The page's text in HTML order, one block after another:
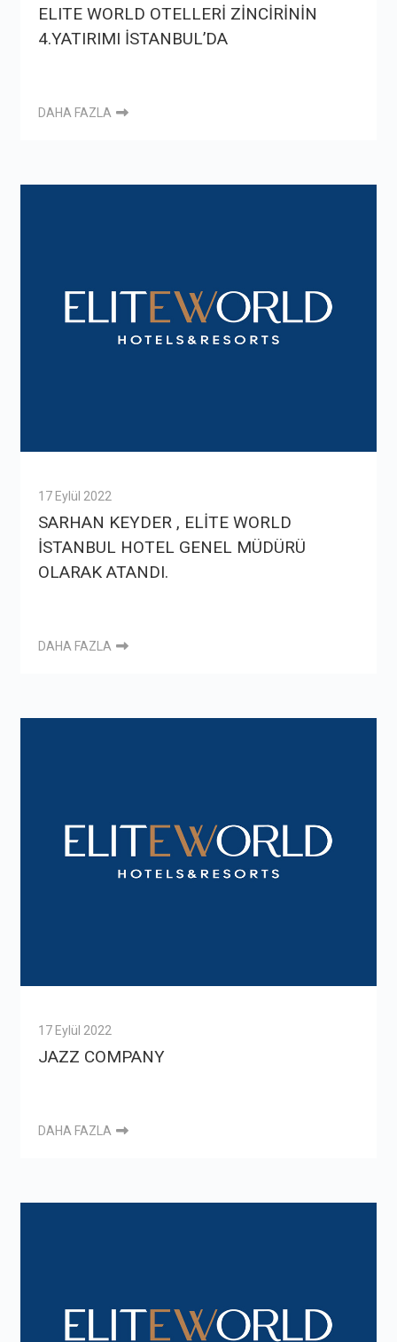
ELITE WORLD OTELLERİ ZİNCİRİNİN
4.YATIRIMI İSTANBUL’DA
DAHA FAZLA
17 Eylül 2022
SARHAN KEYDER , ELİTE WORLD
İSTANBUL HOTEL GENEL MÜDÜRÜ
OLARAK ATANDI.
DAHA FAZLA
17 Eylül 2022
JAZZ COMPANY
DAHA FAZLA